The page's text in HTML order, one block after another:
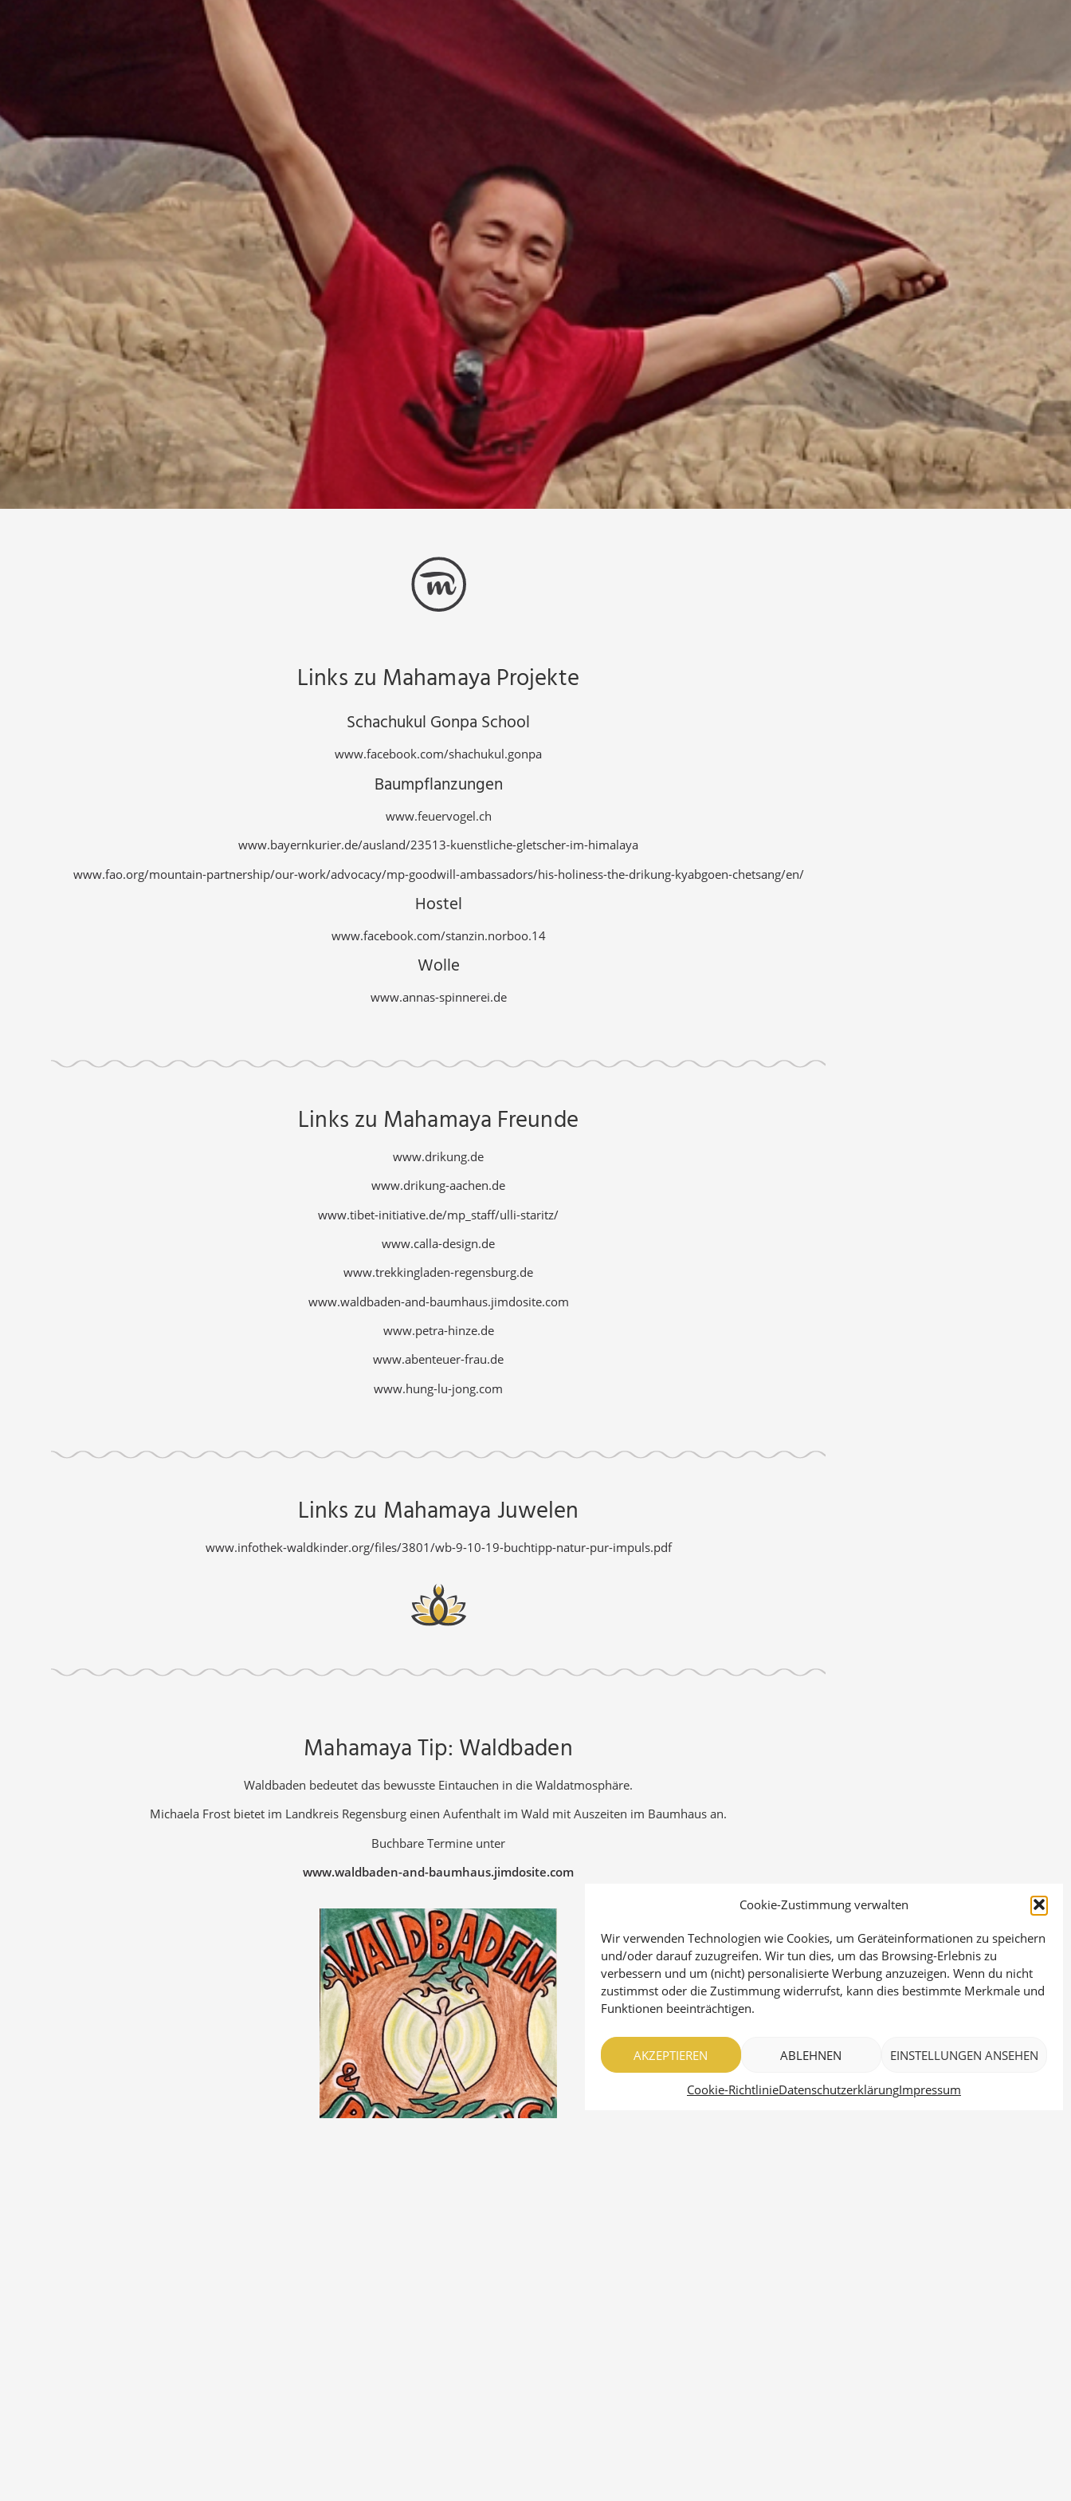
Cookie-Zustimmung verwalten
Wir verwenden Technologien wie Cookies, um Geräteinformationen zu speichern
und/oder darauf zuzugreifen. Wir tun dies, um das Browsing-Erlebnis zu
verbessern und um (nicht) personalisierte Werbung anzuzeigen. Wenn du nicht
zustimmst oder die Zustimmung widerrufst, kann dies bestimmte Merkmale und
Funktionen beeinträchtigen.
AKZEPTIEREN ABLEHNEN EINSTELLUNGEN ANSEHEN
Cookie-RichtlinieDatenschutzerklärungImpressum
Links zu Mahamaya Projekte
Schachukul Gonpa School
www.facebook.com/shachukul.gonpa
Baumpflanzungen
www.feuervogel.ch
www.bayernkurier.de/ausland/23513-kuenstliche-gletscher-im-himalaya
www.fao.org/mountain-partnership/our-work/advocacy/mp-goodwill-ambassadors/his-holiness-the-drikung-kyabgoen-chetsang/en/
Hostel
www.facebook.com/stanzin.norboo.14
Wolle
www.annas-spinnerei.de
Links zu Mahamaya Freunde
www.drikung.de
www.drikung-aachen.de
www.tibet-initiative.de/mp_staff/ulli-staritz/
www.calla-design.de
www.trekkingladen-regensburg.de
www.waldbaden-and-baumhaus.jimdosite.com
www.petra-hinze.de
www.abenteuer-frau.de
www.hung-lu-jong.com
Links zu Mahamaya Juwelen
www.infothek-waldkinder.org/files/3801/wb-9-10-19-buchtipp-natur-pur-impuls.pdf
Mahamaya Tip: Waldbaden
Waldbaden bedeutet das bewusste Eintauchen in die Waldatmosphäre.
Michaela Frost bietet im Landkreis Regensburg einen Aufenthalt im Wald mit Auszeiten im Baumhaus an.
Buchbare Termine unter
www.waldbaden-and-baumhaus.jimdosite.com